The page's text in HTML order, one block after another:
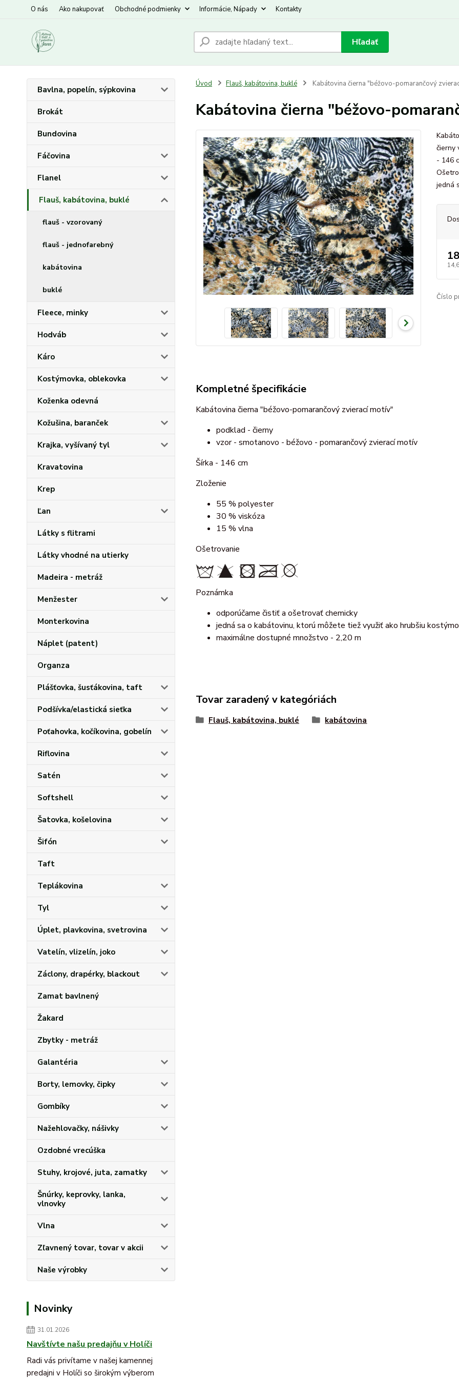
O nás Ako nakupovať Obchodné podmienky Informácie, Nápady Kontakty
Hľadať
Bavlna, popelín, sýpkovina
Brokát
Bundovina
Fáčovina
Flanel
Flauš, kabátovina, buklé
flauš - vzorovaný
flauš - jednofarebný
kabátovina
buklé
Fleece, minky
Hodváb
Káro
Kostýmovka, oblekovka
Koženka odevná
Kožušina, baranček
Krajka, vyšívaný tyl
Kravatovina
Krep
Ľan
Látky s flitrami
Látky vhodné na utierky
Madeira - metráž
Menžester
Monterkovina
Náplet (patent)
Organza
Plášťovka, šusťákovina, taft
Podšívka/elastická sieťka
Poťahovka, kočíkovina, gobelín
Riflovina
Satén
Softshell
Šatovka, košelovina
Šifón
Taft
Teplákovina
Tyl
Úplet, plavkovina, svetrovina
Vatelín, vlizelín, joko
Záclony, drapérky, blackout
Zamat bavlnený
Žakard
Zbytky - metráž
Galantéria
Borty, lemovky, čipky
Gombíky
Nažehlovačky, nášivky
Ozdobné vrecúška
Stuhy, krojové, juta, zamatky
Šnúrky, keprovky, lanka,
vlnovky
Vlna
Zľavnený tovar, tovar v akcii
Naše výrobky
Novinky
31.01.2026
Navštívte našu predajňu v Holíči
Radi vás privítame v našej kamennej
predajni v Holíči so širokým výberom
Úvod Flauš, kabátovina, buklé Kabátovina čierna "béžovo-pomarančový
Kabátovina čierna "béžovo-
čierny
- 146
jedná
Číslo
Kompletné špecifikácie
Kabátovina čierna "béžovo-pomarančový zvierací motív"
podklad - čierny
vzor - smotanovo - béžovo - pomarančový zvierací motív
Šírka - 146 cm
Zloženie
55 % polyester
30 % viskóza
15 % vlna
Ošetrovanie
Poznámka
odporúčame čistiť a ošetrovať chemicky
jedná sa o kabátovinu, ktorú môžete tiež využiť ako hrubšiu
maximálne dostupné množstvo - 2,20 m
Tovar zaradený v kategóriách
Flauš, kabátovina, buklé kabátovina